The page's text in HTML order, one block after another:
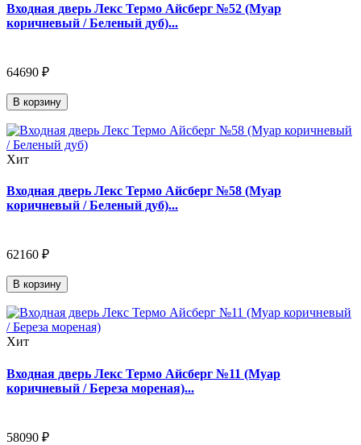
Входная дверь Лекс Термо Айсберг №52 (Муар
коричневый / Беленый дуб)...
64690 ₽
В корзину
Хит
Входная дверь Лекс Термо Айсберг №58 (Муар
коричневый / Беленый дуб)...
62160 ₽
В корзину
Хит
Входная дверь Лекс Термо Айсберг №11 (Муар
коричневый / Береза мореная)...
58090 ₽